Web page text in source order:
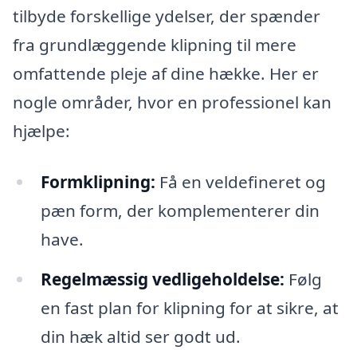
tilbyde forskellige ydelser, der spænder
fra grundlæggende klipning til mere
omfattende pleje af dine hække. Her er
nogle områder, hvor en professionel kan
hjælpe:
Formklipning: Få en veldefineret og
pæn form, der komplementerer din
have.
Regelmæssig vedligeholdelse: Følg
en fast plan for klipning for at sikre, at
din hæk altid ser godt ud.